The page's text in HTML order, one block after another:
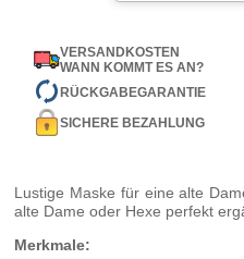
VERSANDKOSTEN
WANN KOMMT ES AN?
RÜCKGABEGARANTIE
SICHERE BEZAHLUNG
Lustige Maske für eine alte
alte Dame oder Hexe perfekt
Merkmale: